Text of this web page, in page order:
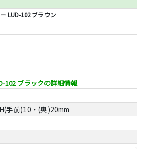
LUD-102 ブラウン
102 ブラックの詳細情報
前)10・(奥)20mm